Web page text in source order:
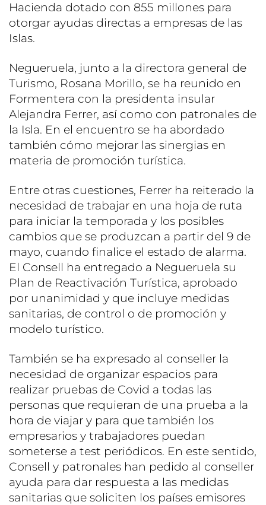
Hacienda dotado con 855 millones para
otorgar ayudas directas a empresas de las
Islas.
Negueruela, junto a la directora general de
Turismo, Rosana Morillo, se ha reunido en
Formentera con la presidenta insular
Alejandra Ferrer, así como con patronales de
la Isla. En el encuentro se ha abordado
también cómo mejorar las sinergias en
materia de promoción turística.
Entre otras cuestiones, Ferrer ha reiterado la
necesidad de trabajar en una hoja de ruta
para iniciar la temporada y los posibles
cambios que se produzcan a partir del 9 de
mayo, cuando finalice el estado de alarma.
El Consell ha entregado a Negueruela su
Plan de Reactivación Turística, aprobado
por unanimidad y que incluye medidas
sanitarias, de control o de promoción y
modelo turístico.
También se ha expresado al conseller la
necesidad de organizar espacios para
realizar pruebas de Covid a todas las
personas que requieran de una prueba a la
hora de viajar y para que también los
empresarios y trabajadores puedan
someterse a test periódicos. En este sentido,
Consell y patronales han pedido al conseller
ayuda para dar respuesta a las medidas
sanitarias que soliciten los países emisores